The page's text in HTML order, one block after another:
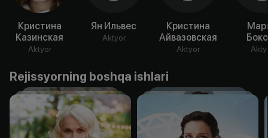
Кристина
Казинская
Aktyor
Ян Ильвес
Aktyor
Кристина
Айвазовская
Aktyor
Rejissyorning boshqa ishlari